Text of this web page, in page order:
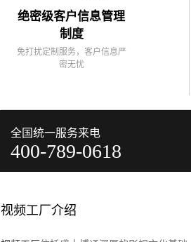
绝密级客户信息管理
制度
免打扰定制服务，客户信息严
密无忧
全国统一服务来电
400-789-0618
视频工厂介绍